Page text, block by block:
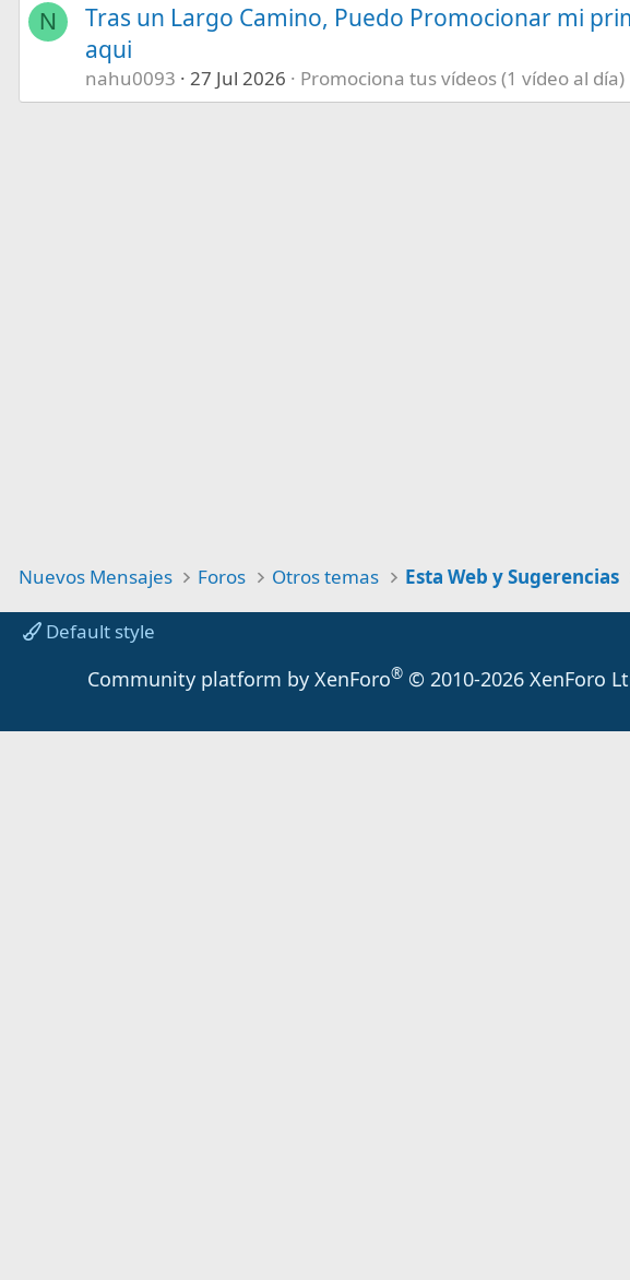
N
Tras un Largo Camino, Puedo Promocionar mi
aqui
nahu0093 27 Jul 2026 Promociona tus vídeos (1 vídeo al día)
Nuevos Mensajes Foros Otros temas Esta Web y Sugerencias
Default style
Community platform by XenForo® © 2010-2026 XenForo